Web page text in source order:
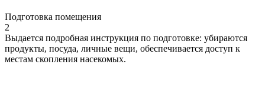
Подготовка помещения
2
Выдается подробная инструкция по подготовке: убираются
продукты, посуда, личные вещи, обеспечивается доступ к
местам скопления насекомых.